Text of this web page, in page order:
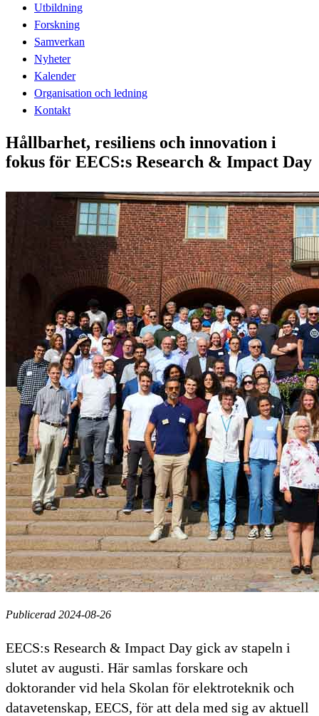
Utbildning
Forskning
Samverkan
Nyheter
Kalender
Organisation och ledning
Kontakt
Hållbarhet, resiliens och innovation i
fokus för EECS:s Research & Impact Day
Publicerad 2024-08-26
EECS:s Research & Impact Day gick av stapeln i
slutet av augusti. Här samlas forskare och
doktorander vid hela Skolan för elektroteknik och
datavetenskap, EECS, för att dela med sig av aktuell